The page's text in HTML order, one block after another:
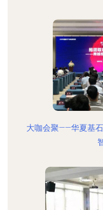
大咖会聚——华夏基